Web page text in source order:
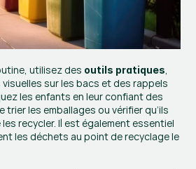
utilisez des outils pratiques
sur les bacs et des rappels
les enfants en leur confiant des
trier les emballages ou vérifier qu’ils
recycler. Il est également essentiel
les déchets au point de recyclage le